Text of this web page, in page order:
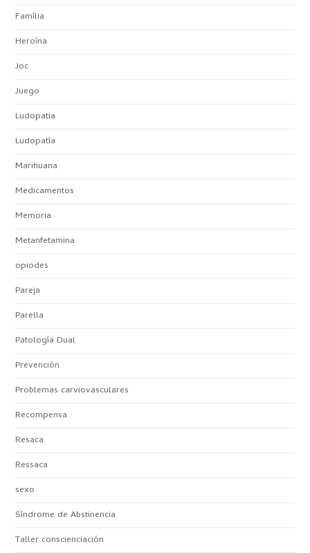
Família
Heroína
Joc
Juego
Ludopatia
Ludopatía
Marihuana
Medicamentos
Memoria
Metanfetamina
opiodes
Pareja
Parella
Patología Dual
Prevención
Problemas carviovasculares
Recompensa
Resaca
Ressaca
sexo
Síndrome de Abstinencia
Taller conscienciación